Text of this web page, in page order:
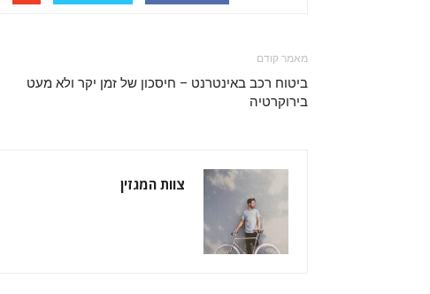
מאמר קודם
ביטוח רכב באינטרנט – חיסכון של זמן יקר ולא מעט
בירוקרטיה
צוות המגזין